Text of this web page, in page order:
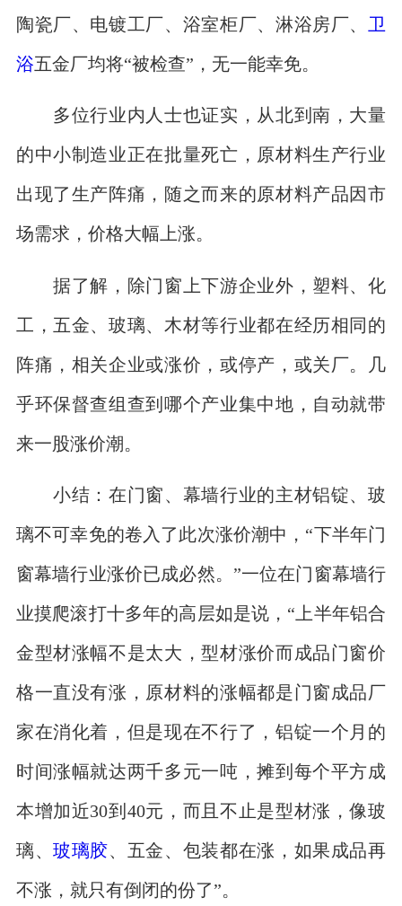
陶瓷厂、电镀工厂、浴室柜厂、淋浴房厂、 卫
浴五金厂均将“被检查”，无一能幸免。
多位行业内人士也证实，从北到南，大量
的中小制造业正在批量死亡，原材料生产行业
出现了生产阵痛，随之而来的原材料产品因市
场需求，价格大幅上涨。
据了解，除门窗上下游企业外，塑料、化
工，五金、玻璃、木材等行业都在经历相同的
阵痛，相关企业或涨价，或停产，或关厂。几
乎环保督查组查到哪个产业集中地，自动就带
来一股涨价潮。
小结：在门窗、幕墙行业的主材铝锭、玻
璃不可幸免的卷入了此次涨价潮中，“下半年门
窗幕墙行业涨价已成必然。”一位在门窗幕墙行
业摸爬滚打十多年的高层如是说，“上半年铝合
金型材涨幅不是太大，型材涨价而成品门窗价
格一直没有涨，原材料的涨幅都是门窗成品厂
家在消化着，但是现在不行了，铝锭一个月的
时间涨幅就达两千多元一吨，摊到每个平方成
本增加近30到40元，而且不止是型材涨，像玻
璃、玻璃胶 、五金、包装都在涨，如果成品再
不涨，就只有倒闭的份了”。